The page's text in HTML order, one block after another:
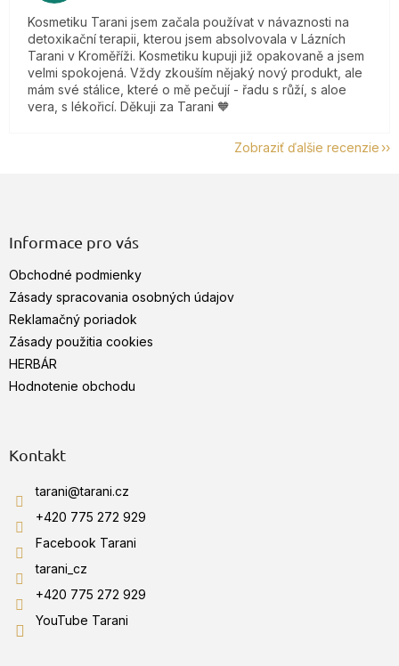
Kosmetiku Tarani jsem začala používat v návaznosti na
detoxikační terapii, kterou jsem absolvovala v Lázních
Tarani v Kroměříži. Kosmetiku kupuji již opakovaně a jsem
velmi spokojená. Vždy zkouším nějaký nový produkt, ale
mám své stálice, které o mě pečují - řadu s růží, s aloe
vera, s lékořicí. Děkuji za Tarani 🧡
Zobraziť ďalšie recenzie
Informace pro vás
Obchodné podmienky
Zásady spracovania osobných údajov
Reklamačný poriadok
Zásady použitia cookies
HERBÁR
Hodnotenie obchodu
Kontakt
tarani@tarani.cz
+420 775 272 929
Facebook Tarani
tarani_cz
+420 775 272 929
YouTube Tarani